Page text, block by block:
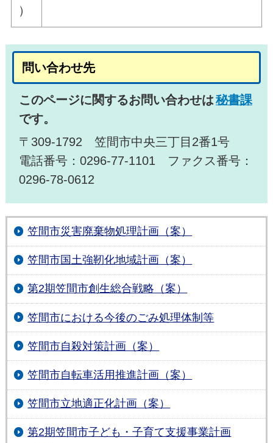
）
問い合わせ先
このページに関するお問い合わせは秘書課
です。
〒309-1792 笠間市中央三丁目2番1号
電話番号：0296-77-1101 ファクス番号：
0296-78-0612
笠間市災害廃棄物処理計画（案）
笠間市国土強靭化地域計画（案）
第2期笠間市創生総合戦略（案）
笠間市における今後のごみ処理体制等
笠間市自殺対策計画（案）
笠間市自転車活用推進計画（案）
笠間市立地適正化計画（案）
第2期笠間市子ども・子育て支援事業計画